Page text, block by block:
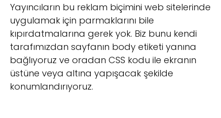
Yayıncıların bu reklam biçimini web sitelerinde
uygulamak için parmaklarını bile
kıpırdatmalarına gerek yok. Biz bunu kendi
tarafımızdan sayfanın body etiketi yanına
bağlıyoruz ve oradan CSS kodu ile ekranın
üstüne veya altına yapışacak şekilde
konumlandırıyoruz.